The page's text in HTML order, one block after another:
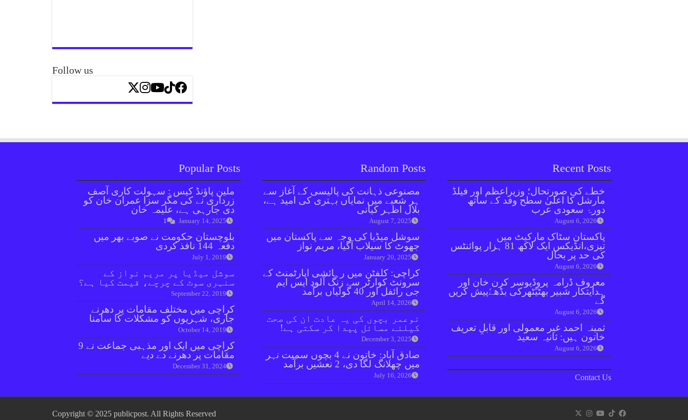
Follow us
Popular Posts
ملین پاؤنڈ کیس : سہولت کاری آصف
زرداری نے کی مگر سزا عمران خان کو
دی جارہی ہے، علیمہ خان
January 14, 2025
1
بلوچستان حکومت نے صوبے بھر میں
دفعہ 144 نافذ کردی
July 1, 2019
سوشل میڈیا پر مریم نواز کے
سنہری سوٹ کے چرچے، قیمت کیا ہے؟
September 22, 2019
کراچی میں مختلف مقامات پر دھرنے
جاری، شہریوں کو مشکلات کا سامنا
October 14, 2019
کراچی میں ایک اور مذہبی جماعت نے 9
مقامات پر دھرنے دے دیے
December 31, 2024
Random Posts
مصنوعی ذہانت کی پالیسی کے آغاز سے
ہر شعبے میں نمایاں بہتری کی امید ہے،
بلال اظہر کیانی
August 7, 2025
سوشل میڈیا کی وجہ سے پاکستان میں
جھوٹ کا سیلاب آگیا، مریم نواز
January 20, 2025
کراچی: کلفٹن میں رہائشی اپارٹمنٹ کے
سرونٹ کوارٹر سے زنگ آلود ایس ایم
جی رائفل اور 40 گولیاں برآمد
April 14, 2026
نوعمر بچوں کی یہ عادت ان کی صحت
کیلئے مسائل پیدا کر سکتی ہے!
December 3, 2025
صادق آباد: خاتون نے 4 بچوں سمیت نہر
میں چھلانگ لگا دی، 2 نعشیں برآمد
July 16, 2026
Recent Posts
خطے کی صورتحال؛ وزیراعظم اور فیلڈ
مارشل کا اعلیٰ سطح وفد کے ساتھ
دورۂ سعودی عرب
August 6, 2026
پاکستان سٹاک مارکیٹ میں
تیزی،انڈیکس ایک لاکھ 81 ہزار پوائنٹس
کی حد پر بحال
August 6, 2026
معروف ڈرامہ پروڈیوسر کرن خان اور
ہدایتکار شبیر بھٹیًٹھرکی بڈھےًپیش کریں
گے
August 6, 2026
ثمینہ احمد غیر معمولی اور قابلِ تعریف
خاتون ہیں: ثانیہ سعید
August 6, 2026
Contact Us
Copyright © 2025 publicpost. All Rights Reserved